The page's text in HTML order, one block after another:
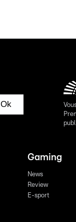
Ok
Gaming
News
Review
E-sport